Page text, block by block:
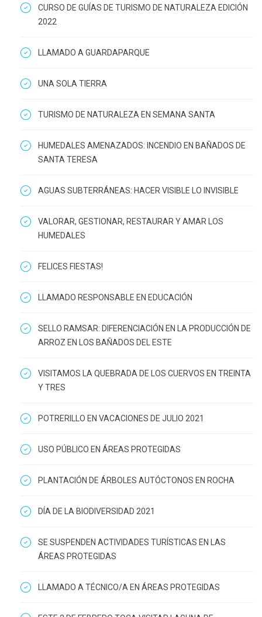
CURSO DE GUÍAS DE TURISMO DE NATURALEZA EDICIÓN
2022
LLAMADO A GUARDAPARQUE
UNA SOLA TIERRA
TURISMO DE NATURALEZA EN SEMANA SANTA
HUMEDALES AMENAZADOS: INCENDIO EN BAÑADOS DE
SANTA TERESA
AGUAS SUBTERRÁNEAS: HACER VISIBLE LO INVISIBLE
VALORAR, GESTIONAR, RESTAURAR Y AMAR LOS
HUMEDALES
FELICES FIESTAS!
LLAMADO RESPONSABLE EN EDUCACIÓN
SELLO RAMSAR: DIFERENCIACIÓN EN LA PRODUCCIÓN DE
ARROZ EN LOS BAÑADOS DEL ESTE
VISITAMOS LA QUEBRADA DE LOS CUERVOS EN TREINTA
Y TRES
POTRERILLO EN VACACIONES DE JULIO 2021
USO PÚBLICO EN ÁREAS PROTEGIDAS
PLANTACIÓN DE ÁRBOLES AUTÓCTONOS EN ROCHA
DÍA DE LA BIODIVERSIDAD 2021
SE SUSPENDEN ACTIVIDADES TURÍSTICAS EN LAS
ÁREAS PROTEGIDAS
LLAMADO A TÉCNICO/A EN ÁREAS PROTEGIDAS